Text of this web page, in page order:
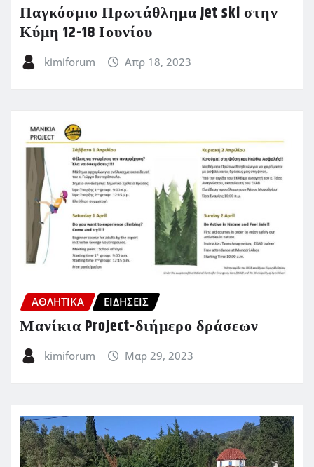
Παγκόσμιο Πρωτάθλημα Jet ski στην
Κύμη 12-18 Ιουνίου
kimiforum Απρ 18, 2023
ΑΘΛΗΤΙΚΑ ΕΙΔΗΣΕΙΣ
Μανίκια Project-διήμερο δράσεων
kimiforum Μαρ 29, 2023